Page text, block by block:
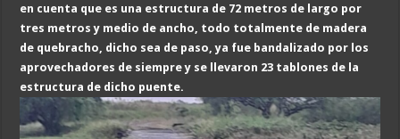
en cuenta que es una estructura de 72 metros de largo por
tres metros y medio de ancho, todo totalmente de madera
de quebracho, dicho sea de paso, ya fue bandalizado por los
aprovechadores de siempre y se llevaron 23 tablones de la
estructura de dicho puente.